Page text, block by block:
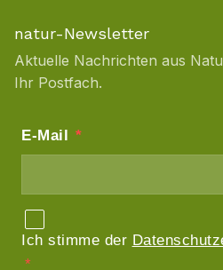
natur-Newsletter
Aktuelle Nachrichten aus
Ihr Postfach.